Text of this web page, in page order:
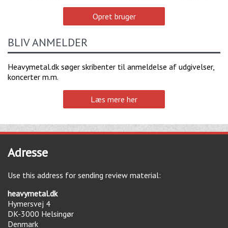
Opret bruger
BLIV ANMELDER
Heavymetal.dk søger skribenter til anmeldelse af udgivelser,
koncerter m.m.
Læs mere her
Adresse
Use this address for sending review material:
heavymetal.dk
Hymersvej 4
DK-3000 Helsingør
Denmark